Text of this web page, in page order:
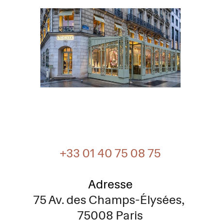
+33 01 40 75 08 75
Adresse
75 Av. des Champs-Élysées,
75008 Paris